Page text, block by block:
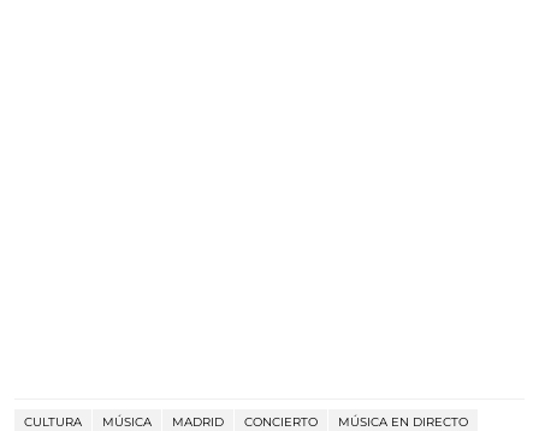
CULTURA MÚSICA MADRID CONCIERTO
MÚSICA EN DIRECTO